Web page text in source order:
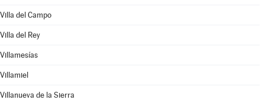
Villa del Campo
Villa del Rey
Villamesías
Villamiel
Villanueva de la Sierra